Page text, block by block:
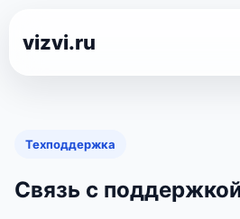
vizvi.ru
Техподдержка
Связь с